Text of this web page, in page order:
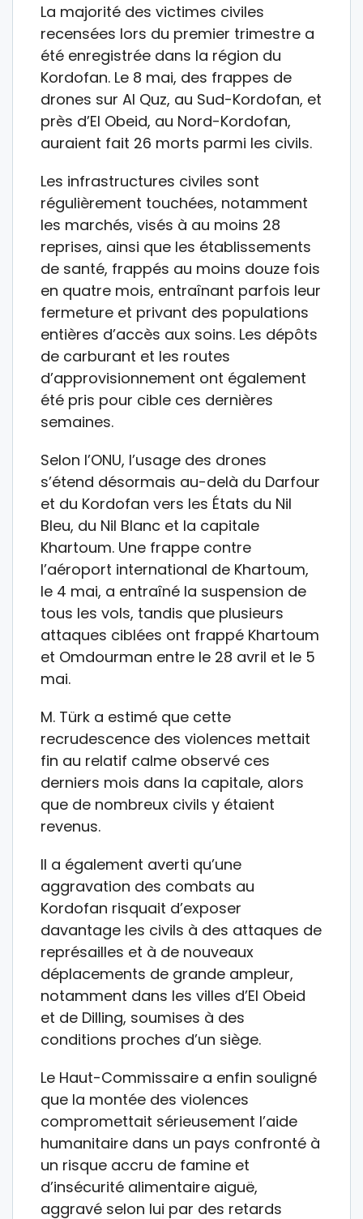
La majorité des victimes civiles
recensées lors du premier trimestre a
été enregistrée dans la région du
Kordofan. Le 8 mai, des frappes de
drones sur Al Quz, au Sud-Kordofan, et
près d’El Obeid, au Nord-Kordofan,
auraient fait 26 morts parmi les civils.
Les infrastructures civiles sont
régulièrement touchées, notamment
les marchés, visés à au moins 28
reprises, ainsi que les établissements
de santé, frappés au moins douze fois
en quatre mois, entraînant parfois leur
fermeture et privant des populations
entières d’accès aux soins. Les dépôts
de carburant et les routes
d’approvisionnement ont également
été pris pour cible ces dernières
semaines.
Selon l’ONU, l’usage des drones
s’étend désormais au-delà du Darfour
et du Kordofan vers les États du Nil
Bleu, du Nil Blanc et la capitale
Khartoum. Une frappe contre
l’aéroport international de Khartoum,
le 4 mai, a entraîné la suspension de
tous les vols, tandis que plusieurs
attaques ciblées ont frappé Khartoum
et Omdourman entre le 28 avril et le 5
mai.
M. Türk a estimé que cette
recrudescence des violences mettait
fin au relatif calme observé ces
derniers mois dans la capitale, alors
que de nombreux civils y étaient
revenus.
Il a également averti qu’une
aggravation des combats au
Kordofan risquait d’exposer
davantage les civils à des attaques de
représailles et à de nouveaux
déplacements de grande ampleur,
notamment dans les villes d’El Obeid
et de Dilling, soumises à des
conditions proches d’un siège.
Le Haut-Commissaire a enfin souligné
que la montée des violences
compromettait sérieusement l’aide
humanitaire dans un pays confronté à
un risque accru de famine et
d’insécurité alimentaire aiguë,
aggravé selon lui par des retards